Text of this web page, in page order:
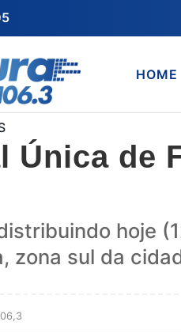
HOME
Única de
hoje
zona sul da